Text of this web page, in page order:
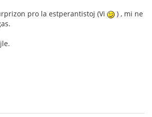
pro la estperantistoj (Vi
) , mi ne